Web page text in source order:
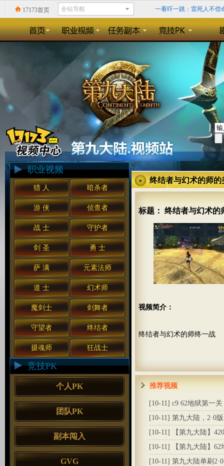
17173首页 一看吓一跳：雷死人不偿
回忆录:小学时山寨小霸
精确到0.1毫秒？《天神
《暗黑3》格里德的领域
职业视频
猎 人 暗杀者
游 侠 侦查者
战 士 守护者
剑 圣 勇 士
萨 满 元素法师
道 士 幻术师
魔剑士 剑舞者
守望者 终结者
摄魂师 狂战士
竞技PK
个人PK
团队PK
副本闯入
GVG
<
终结者与幻术的师的
标题： 终结者与幻术的
视频简介：
终结者与幻术的师终一战
推荐视频
[10-11] c9 62地狱第一关
[10-11] 第九大陆，2·0
[10-11]
【第九大陆】
[10-11]
【第九大陆】
[10-11] 第九大陆单刷